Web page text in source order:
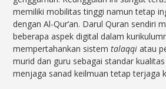
memiliki mobilitas tinggi namun tetap
dengan Al-Qur’an. Darul Quran sendiri
beberapa aspek digital dalam
mempertahankan sistemtalaqqi atau
murid dan guru sebagai standar
menjaga sanad keilmuan tetap terjaga